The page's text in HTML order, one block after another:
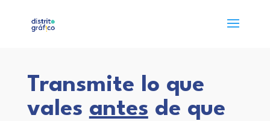
Transmite lo que
vales antes de que